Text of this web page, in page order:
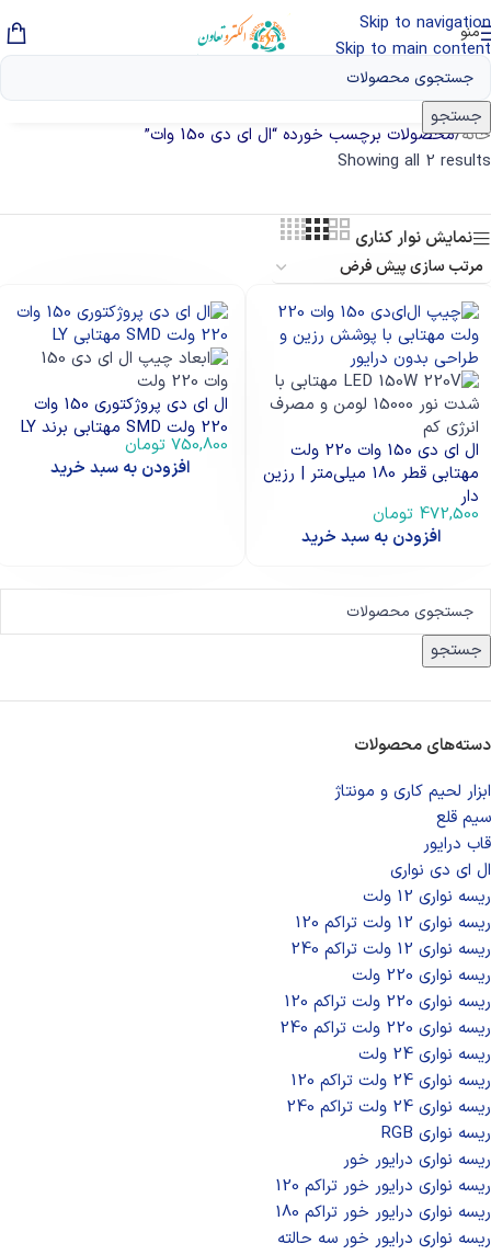
Skip to navigation
Skip to main content
منو
جستجو
جستجو
دسته‌های محصولات
ابزار لحیم کاری و مونتاژ
سیم قلع
قاب درایور
ال ای دی‌ نواری
ریسه نواری 12 ولت
ریسه نواری 12 ولت تراکم 120
ریسه نواری 12 ولت تراکم 240
ریسه نواری 220 ولت
ریسه نواری 220 ولت تراکم 120
ریسه نواری 220 ولت تراکم 240
ریسه نواری 24 ولت
ریسه نواری 24 ولت تراکم 120
ریسه نواری 24 ولت تراکم 240
ریسه نواری RGB
ریسه نواری درایور خور
ریسه نواری درایور خور تراکم 120
ریسه نواری درایور خور تراکم 180
ریسه نواری درایور خور سه حالته
خانه/محصولات برچسب خورده “ال ای دی 150 وات”
Showing all 2 results
نمایش نوار کناری
ال ای دی 150 وات 220 ولت
مهتابی قطر 180 میلی‌متر | رزین
دار
472,500 تومان
افزودن به سبد خرید
ال ای دی پروژکتوری 150 وات
220 ولت SMD مهتابی برند LY
750,800 تومان
افزودن به سبد خرید